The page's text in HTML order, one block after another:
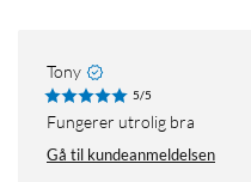
Tony
5/5
Fungerer utrolig bra
Gå til kundeanmeldelsen